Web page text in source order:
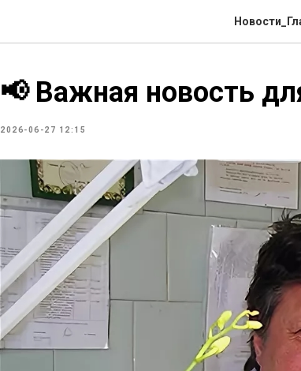
📢 Важная новость
2026-06-27 12:15